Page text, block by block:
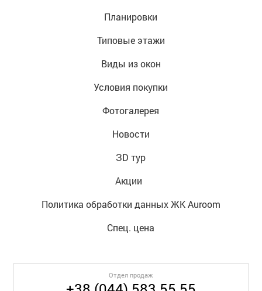
Планировки
Типовые этажи
Виды из окон
Условия покупки
Фотогалерея
Новости
ЗD тур
Акции
Политика обработки данных ЖК Auroom
Спец. цена
Отдел продаж